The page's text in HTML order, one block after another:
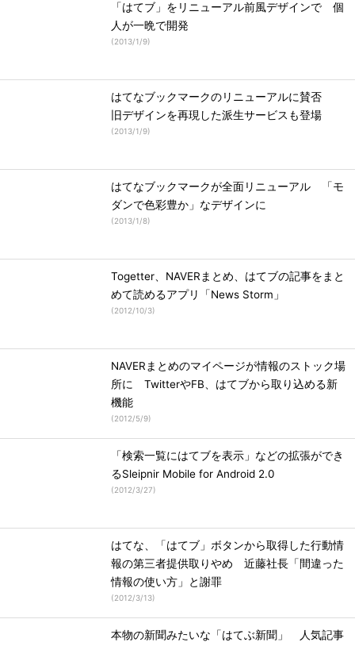
「はてブ」をリニューアル前風デザインで 個
人が一晩で開発
(2013/1/9)
はてなブックマークのリニューアルに賛否
旧デザインを再現した派生サービスも登場
(2013/1/9)
はてなブックマークが全面リニューアル 「モ
ダンで色彩豊か」なデザインに
(2013/1/8)
Togetter、NAVERまとめ、はてブの記事をまと
めて読めるアプリ「News Storm」
(2012/10/3)
NAVERまとめのマイページが情報のストック場
所に TwitterやFB、はてブから取り込める新
機能
(2012/5/9)
「検索一覧にはてブを表示」などの拡張ができ
るSleipnir Mobile for Android 2.0
(2012/3/27)
はてな、「はてブ」ボタンから取得した行動情
報の第三者提供取りやめ 近藤社長「間違った
情報の使い方」と謝罪
(2012/3/13)
本物の新聞みたいな「はてぶ新聞」 人気記事